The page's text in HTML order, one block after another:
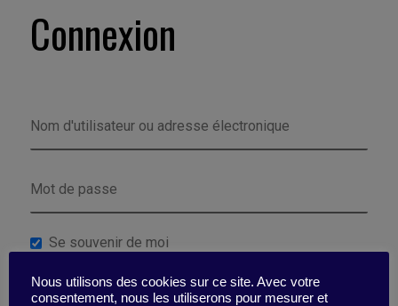
Connexion
Se souvenir de moi
Mot de passe perdu ?
Nous utilisons des cookies sur ce site. Avec votre
consentement, nous les utiliserons pour mesurer et